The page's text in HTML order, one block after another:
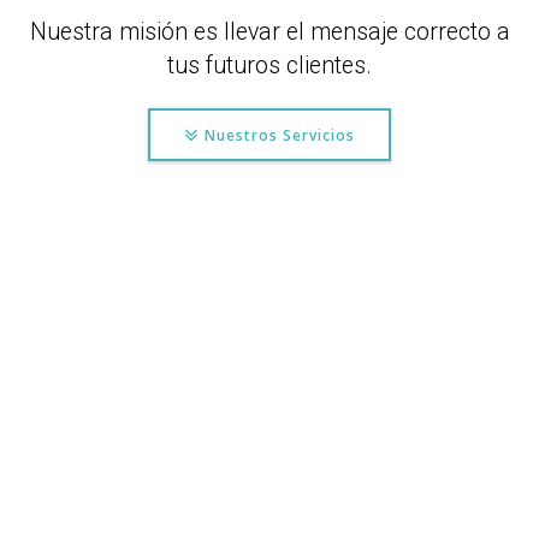
Nuestra misión es llevar el mensaje correcto a
tus futuros clientes.
Nuestros Servicios